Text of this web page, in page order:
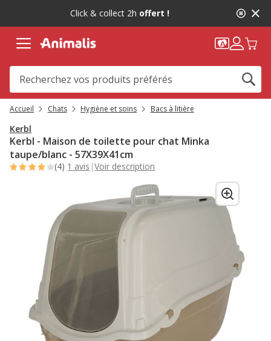
message,
Click & collect 2h offert !
Accueil Chats Hygiène et soins Bacs à litière
Kerbl
Kerbl - Maison de toilette pour chat Minka
taupe/blanc - 57X39X41cm
(4) 1 avis |Voir description